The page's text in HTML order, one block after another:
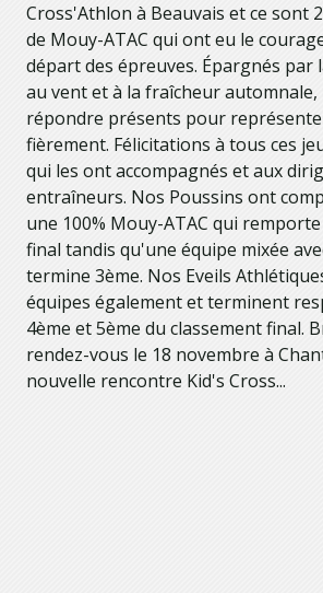
Cross'Athlon à Beauvais et ce sont
de Mouy-ATAC qui ont eu le
départ des épreuves. Épargnés par
au vent et à la fraîcheur
répondre présents pour
fièrement. Félicitations à tous ces
qui les ont accompagnés et aux
entraîneurs. Nos Poussins ont
une 100% Mouy-ATAC qui
final tandis qu'une équipe mixée
termine 3ème. Nos Eveils
équipes également et terminent
4ème et 5ème du classement final.
rendez-vous le 18 novembre à
nouvelle rencontre Kid's Cross...